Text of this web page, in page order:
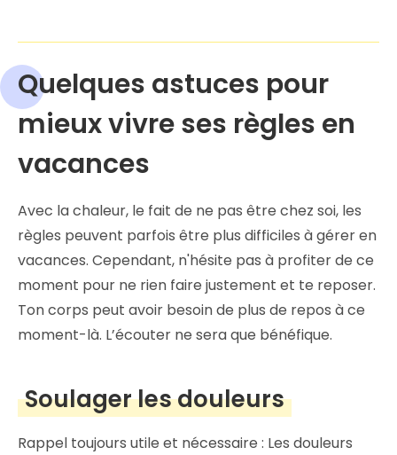
Quelques astuces pour
mieux vivre ses règles en
vacances
Avec la chaleur, le fait de ne pas être chez soi, les
règles peuvent parfois être plus difficiles à gérer en
vacances. Cependant, n'hésite pas à profiter de ce
moment pour ne rien faire justement et te reposer.
Ton corps peut avoir besoin de plus de repos à ce
moment-là. L’écouter ne sera que bénéfique.
Soulager les douleurs
Rappel toujours utile et nécessaire : Les douleurs